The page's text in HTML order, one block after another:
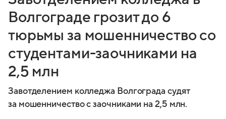
Волгограде грозит до 6
тюрьмы за мошенничество со
студентами-заочниками на
2,5 млн
Завотделением колледжа Волгограда судят
за мошенничество с заочниками на 2,5 млн.